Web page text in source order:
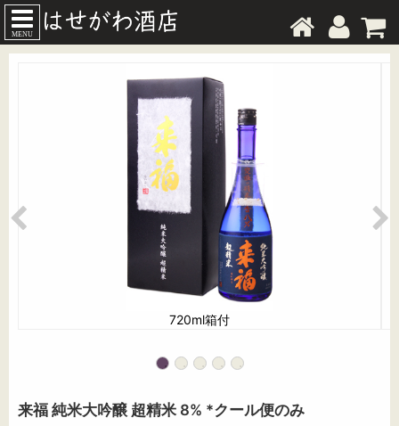
MENU
720ml箱付
来福 純米大吟醸 超精米 8% *クール便のみ